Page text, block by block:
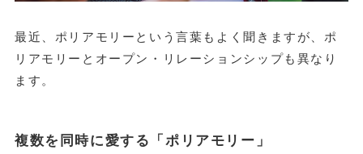
最近、ポリアモリーという言葉もよく聞きますが、ポ
リアモリーとオープン・リレーションシップも異なり
ます。
複数を同時に愛する「ポリアモリー」